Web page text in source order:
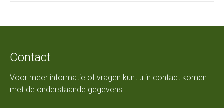
Contact
Voor meer informatie of vragen kunt u in contact komen
met de onderstaande gegevens: